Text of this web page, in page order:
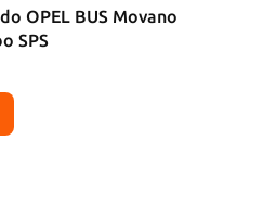
OPEL BUS Movano
SPS